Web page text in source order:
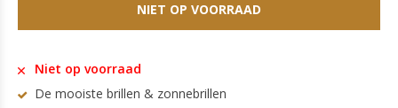
NIET OP VOORRAAD
Niet op voorraad
De mooiste brillen & zonnebrillen